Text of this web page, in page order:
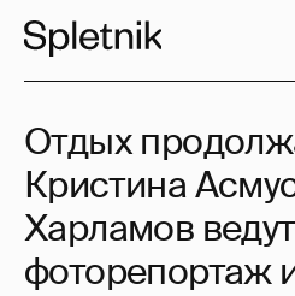
Отдых
Кристина
Харламов ведут
фоторепортаж